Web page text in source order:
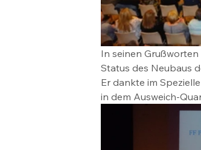
In seinen
Status des Neubaus
Er dankte im
in dem Ausweich-